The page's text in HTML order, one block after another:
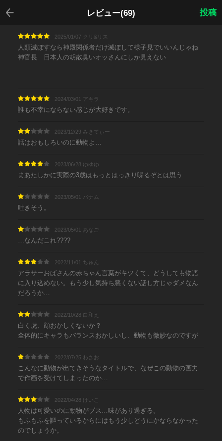
レビュー(69)
戻る
投稿
2025/01/07 クリ&リス
人類滅ぼすなら神殿関係者だけ滅ぼして様子見でいいんじゃね
神官長 日本人の胡散臭いオッさんにしか見えない
2024/03/01 アキラ
誰も不幸にならない感じが大好きです。
2023/12/29 みきてぃー
話はおもしろいのに動物よ…
2023/06/28 ゆゆゆ
まあたしかに実際の3歳はもっとはっきり喋るぞとは思う
2023/05/01 パナム
吐きそう。
2023/05/01 あなご
…なんだこれ????
2022/11/01 ちゅん
アラサーおばさんの赤ちゃん言葉がキツくて、どうしても物語
に入り込めない。もう少し気持ち悪くない話し方じゃダメなん
だろうか…
2022/10/28 白和え
白く虎、顔おかしくないか？
全体的にキャラもバランスおかしいし、動物も微妙なのですが
2022/07/25 わさお
こんなに動物が出てきそうなタイトルで、なぜこの動物の画力
で作画を受けてしまったのか…
2022/04/28 けいこ
人物は可愛いのに動物がブス…味があり過ぎる。
もふもふを謳っているからにはもう少しどうにかならなかった
のでしょうか。